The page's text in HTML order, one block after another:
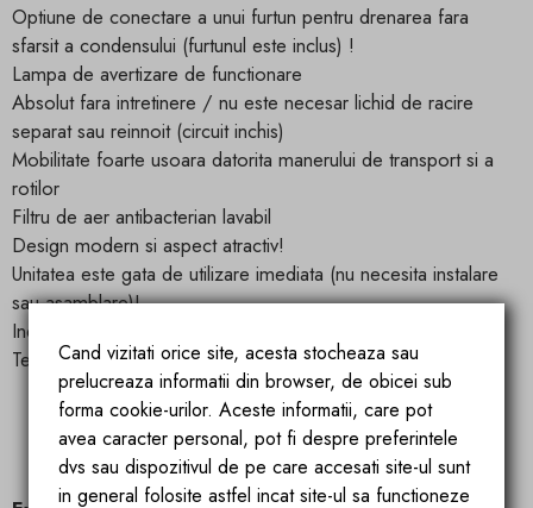
Optiune de conectare a unui furtun pentru drenarea fara
sfarsit a condensului (furtunul este inclus) !
Lampa de avertizare de functionare
Absolut fara intretinere / nu este necesar lichid de racire
separat sau reinnoit (circuit inchis)
Mobilitate foarte usoara datorita manerului de transport si a
rotilor
Filtru de aer antibacterian lavabil
Design modern si aspect atractiv!
Unitatea este gata de utilizare imediata (nu necesita instalare
sau asamblare)!
Indeplineste standardele DEEE
Testat „GS” si bineinteles cu conformitate CE si EMC!
Prezentare Dezumidificator WDH-930EEW
Cand vizitati orice site, acesta stocheaza sau
prelucreaza informatii din browser, de obicei sub
forma cookie-urilor. Aceste informatii, care pot
avea caracter personal, pot fi despre preferintele
dvs sau dispozitivul de pe care accesati site-ul sunt
in general folosite astfel incat site-ul sa functioneze